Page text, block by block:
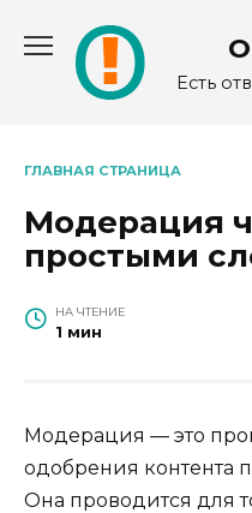
содержанию
Есть
ГЛАВНАЯ СТРАНИЦА
Модерация
простыми
НА ЧТЕНИЕ
1 мин
Модерация — это
одобрения контента
Она проводится для